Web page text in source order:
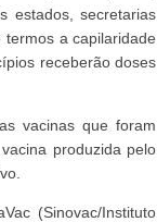
estados, secretarias
a capilaridade
receberão doses
vacinas que foram
produzida pelo
(Sinovac/Instituto